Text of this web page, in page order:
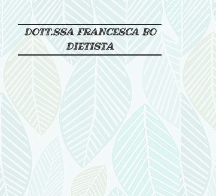
DOTT.SSA FRANCESCA BO
DIETISTA